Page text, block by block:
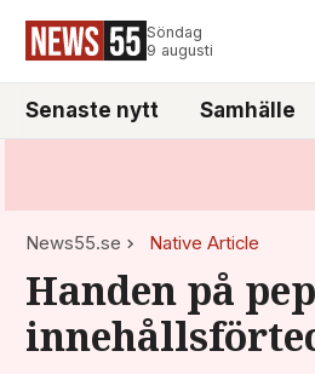
Söndag
9 augusti
Senaste nytt Samhälle
News55.se Native Article
Handen på